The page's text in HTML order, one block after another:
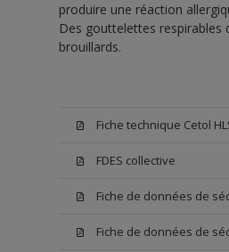
produire une réaction
Des gouttelettes respirables
brouillards.
Fiche technique Cetol
FDES collective
Fiche de données de
Fiche de données de